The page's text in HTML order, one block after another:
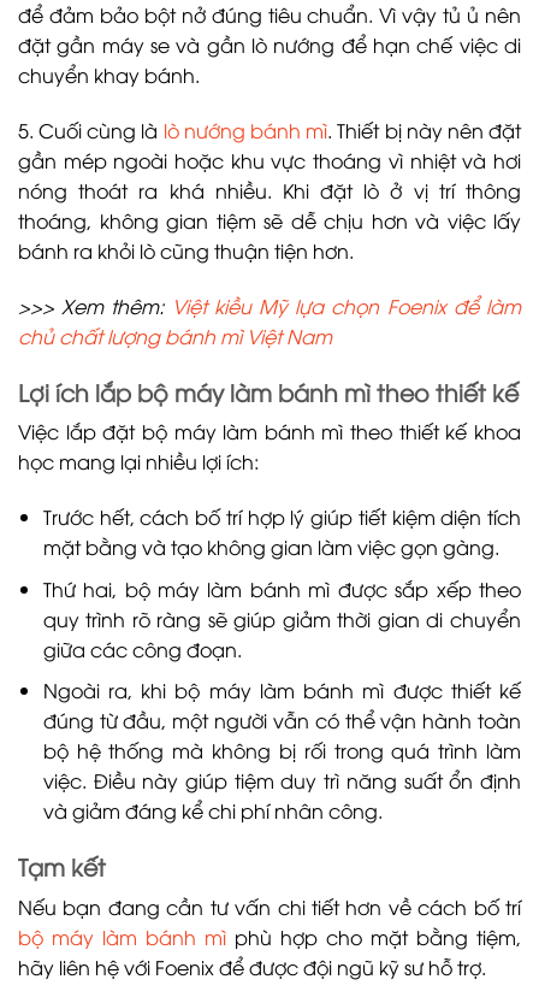
để đảm bảo bột nở đúng tiêu chuẩn. Vì vậy tủ ủ nên
đặt gần máy se và gần lò nướng để hạn chế việc di
chuyển khay bánh.
5. Cuối cùng là lò nướng bánh mì. Thiết bị này nên đặt
gần mép ngoài hoặc khu vực thoáng vì nhiệt và hơi
nóng thoát ra khá nhiều. Khi đặt lò ở vị trí thông
thoáng, không gian tiệm sẽ dễ chịu hơn và việc lấy
bánh ra khỏi lò cũng thuận tiện hơn.
>>> Xem thêm: Việt kiều Mỹ lựa chọn Foenix để làm
chủ chất lượng bánh mì Việt Nam
Lợi ích lắp bộ máy làm bánh mì theo thiết kế
Việc lắp đặt bộ máy làm bánh mì theo thiết kế khoa
học mang lại nhiều lợi ích:
Trước hết, cách bố trí hợp lý giúp tiết kiệm diện tích
mặt bằng và tạo không gian làm việc gọn gàng.
Thứ hai, bộ máy làm bánh mì được sắp xếp theo
quy trình rõ ràng sẽ giúp giảm thời gian di chuyển
giữa các công đoạn.
Ngoài ra, khi bộ máy làm bánh mì được thiết kế
đúng từ đầu, một người vẫn có thể vận hành toàn
bộ hệ thống mà không bị rối trong quá trình làm
việc. Điều này giúp tiệm duy trì năng suất ổn định
và giảm đáng kể chi phí nhân công.
Tạm kết
Nếu bạn đang cần tư vấn chi tiết hơn về cách bố trí
bộ máy làm bánh mì phù hợp cho mặt bằng tiệm,
hãy liên hệ với Foenix để được đội ngũ kỹ sư hỗ trợ.